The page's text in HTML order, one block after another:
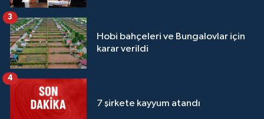
Hobi bahçeleri ve Bungalovlar için
karar verildi
3
7 şirkete kayyum atandı
4